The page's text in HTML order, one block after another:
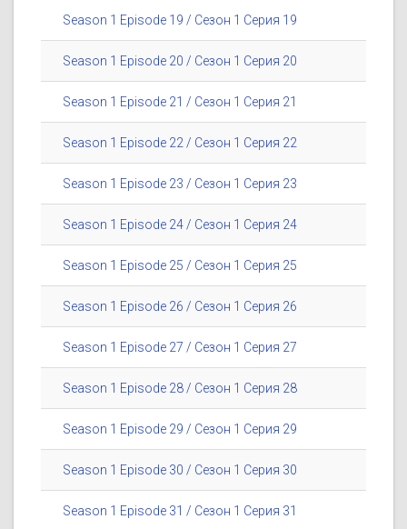
Season 1 Episode 19 / Сезон 1 Серия 19
Season 1 Episode 20 / Сезон 1 Серия 20
Season 1 Episode 21 / Сезон 1 Серия 21
Season 1 Episode 22 / Сезон 1 Серия 22
Season 1 Episode 23 / Сезон 1 Серия 23
Season 1 Episode 24 / Сезон 1 Серия 24
Season 1 Episode 25 / Сезон 1 Серия 25
Season 1 Episode 26 / Сезон 1 Серия 26
Season 1 Episode 27 / Сезон 1 Серия 27
Season 1 Episode 28 / Сезон 1 Серия 28
Season 1 Episode 29 / Сезон 1 Серия 29
Season 1 Episode 30 / Сезон 1 Серия 30
Season 1 Episode 31 / Сезон 1 Серия 31